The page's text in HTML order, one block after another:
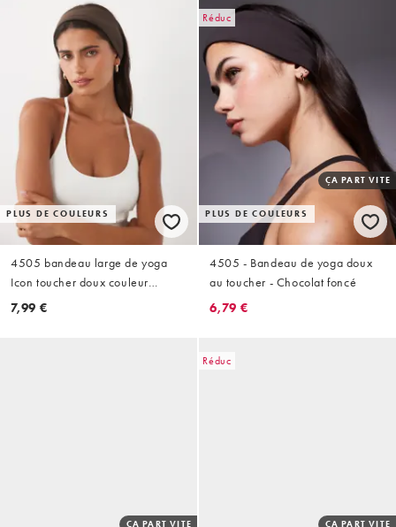
PLUS DE COULEURS
4505 bandeau large de yoga
Icon toucher doux couleur
chocolat
7,99 €
Réduc
PLUS DE COULEURS
ÇA PART VITE
4505 - Bandeau de yoga doux
au toucher - Chocolat foncé
6,79 €
ÇA PART VITE
Réduc
ÇA PART VITE